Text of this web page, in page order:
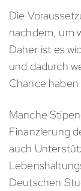
Die
nachdem, um
Daher ist es
und dadurch
Chance
Manche
Finanzierung
auch
Deutschen